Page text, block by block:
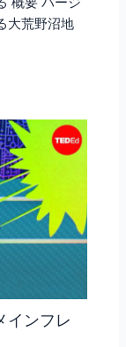
大荒野沼地
インフレ